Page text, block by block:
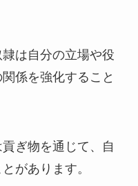
は自分の立場や役
係を強化すること
ぎ物を通じて、自
があります。